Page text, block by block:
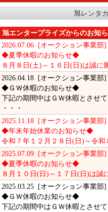
旭レンタ
旭エンタープライズからのお知
2026.07.06 [オークション事業部]
◆夏季休暇のお知らせ◆
８月８日(土)～１６日(日)は誠に
2026.04.18 [オークション事業部]
◆ＧＷ休暇のお知らせ◆
下記の期間中はＧＷ休暇とさせて
・・・
2025.11.18 [オークション事業部]
◆年末年始休業のお知らせ◆
令和７年１２月２８日(日)～令和
2025.07.09 [オークション事業部]
◆夏季休暇のお知らせ◆
８月１０日(日)～１７日(日)は誠
2025.03.25 [オークション事業部]
◆ＧＷ休暇のお知らせ◆
下記の期間中はＧＷ休暇とさせて